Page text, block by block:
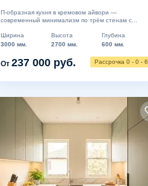
П-образная кухня в кремовом айвори —
современный минимализм по трём стенам с...
Ширина
3000 мм.
Высота
2700 мм.
Глубина
600 мм.
От 237 000 руб. Рассрочка 0 - 0 - 6